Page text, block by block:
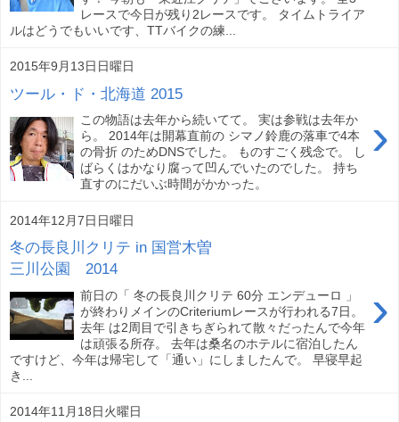
レースで今日が残り2レースです。 タイムトライア
ルはどうでもいいです、TTバイクの練...
2015年9月13日日曜日
ツール・ド・北海道 2015
›
この物語は去年から続いてて。 実は参戦は去年か
ら。 2014年は開幕直前の シマノ鈴鹿の落車で4本
の骨折 のためDNSでした。 ものすごく残念で。 し
ばらくはかなり腐って凹んでいたのでした。 持ち
直すのにだいぶ時間がかかった。
2014年12月7日日曜日
冬の長良川クリテ in 国営木曽
三川公園 2014
›
前日の「 冬の長良川クリテ 60分 エンデューロ 」
が終わりメインのCriteriumレースが行われる7日。
去年 は2周目で引きちぎられて散々だったんで今年
は頑張る所存。 去年は桑名のホテルに宿泊したん
ですけど、今年は帰宅して「通い」にしましたんで。 早寝早起
き...
2014年11月18日火曜日